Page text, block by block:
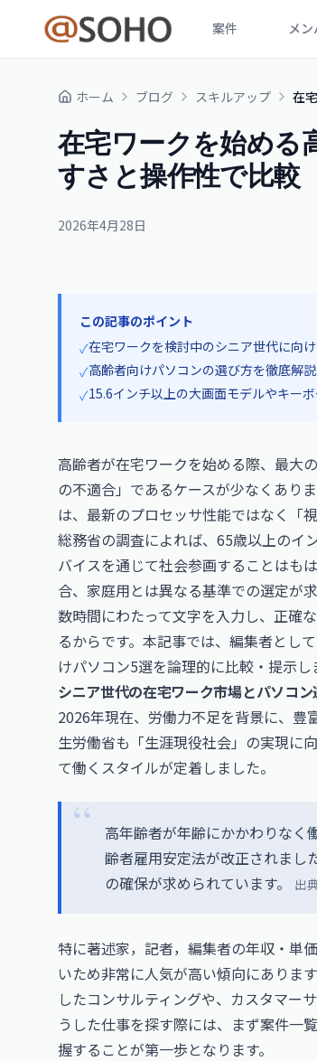
案件 メン
ホーム ブログ スキルアップ 在
在宅ワークを始める
すさと操作性で比較
2026年4月28日
この記事のポイント
✓在宅ワークを検討中のシニア世代に向
✓高齢者向けパソコンの選び方を徹底解説
✓15.6インチ以上の大画面モデルやキー
高齢者が在宅ワークを始める際、最大
の不適合」であるケースが少なくあり
は、最新のプロセッサ性能ではなく「
総務省の調査によれば、65歳以上のイ
バイスを通じて社会参画することはも
合、家庭用とは異なる基準での選定が
数時間にわたって文字を入力し、正確
るからです。本記事では、編集者とし
けパソコン5選を論理的に比較・提示し
シニア世代の在宅ワーク市場とパソコ
2026年現在、労働力不足を背景に、豊
生労働省も「生涯現役社会」の実現に
て働くスタイルが定着しました。
高年齢者が年齢にかかわりなく
齢者雇用安定法が改正されまし
の確保が求められています。
出
特に著述家，記者，編集者の年収・単
いため非常に人気が高い傾向にありま
したコンサルティングや、カスタマー
うした仕事を探す際には、まず案件一覧
握することが第一歩となります。